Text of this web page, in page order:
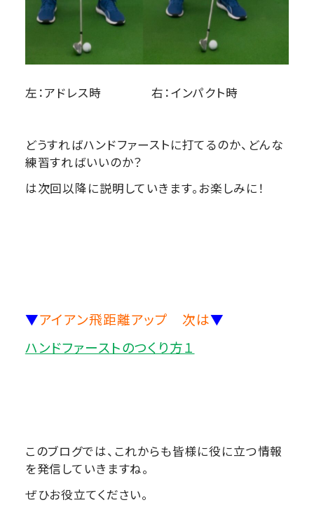
左：アドレス時 右：インパクト時
どうすればハンドファーストに打てるのか、どんな
練習すればいいのか？
は次回以降に説明していきます。お楽しみに！
▼アイアン飛距離アップ 次は▼
ハンドファーストのつくり方１
このブログでは、これからも皆様に役に立つ情報
を発信していきますね。
ぜひお役立てください。